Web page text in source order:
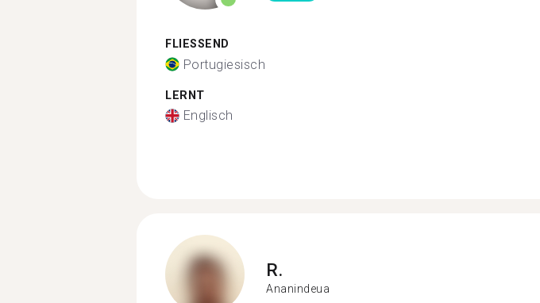
FLIESSEND
Portugiesisch
LERNT
Englisch
R.
Ananindeua